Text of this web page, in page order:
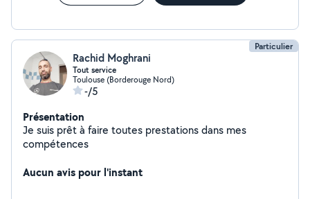
Particulier
Rachid Moghrani
Tout service
Toulouse (Borderouge Nord)
-/5
Présentation
Je suis prêt à faire toutes prestations dans mes
compétences
Aucun avis pour l'instant